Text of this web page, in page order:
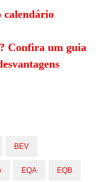
calendário
Confira um guia
BEV
EQA EQB